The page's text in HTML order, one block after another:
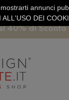
· CARTA DI
40% di Sconto
annunci
DEI